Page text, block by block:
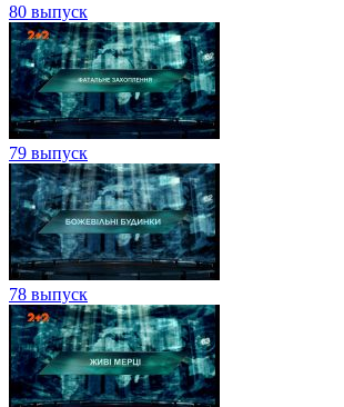
80 выпуск
79 выпуск
78 выпуск